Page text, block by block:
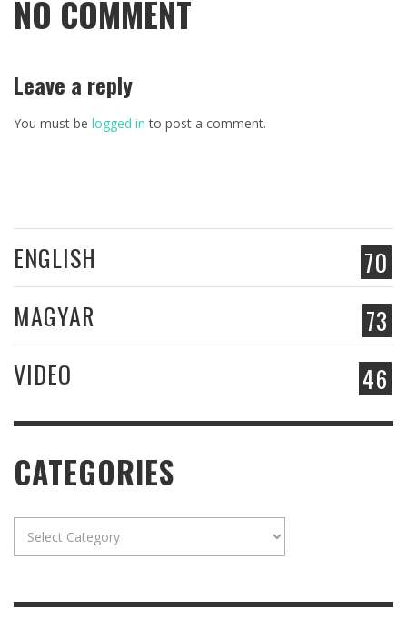
NO COMMENT
Leave a reply
You must be logged in to post a comment.
70
ENGLISH
73
MAGYAR
46
VIDEO
CATEGORIES